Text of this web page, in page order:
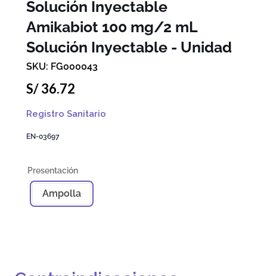
Solución Inyectable
Amikabiot 100 mg/2 mL
Solución Inyectable - Unidad
FG000043
S/36.72
Registro Sanitario
EN-03697
Ampolla